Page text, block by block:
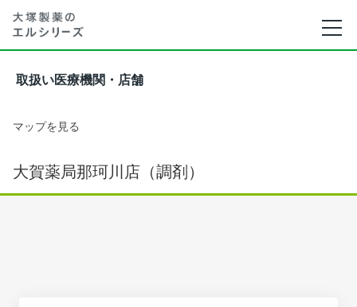
取扱い医療機関・店舗
マップを見る
大賀薬局那珂川店（調剤）